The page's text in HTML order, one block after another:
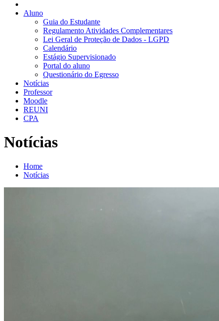
Aluno
Guia do Estudante
Regulamento Atividades Complementares
Lei Geral de Proteção de Dados - LGPD
Calendário
Estágio Supervisionado
Portal do aluno
Questionário do Egresso
Notícias
Professor
Moodle
REUNI
CPA
Notícias
Home
Notícias